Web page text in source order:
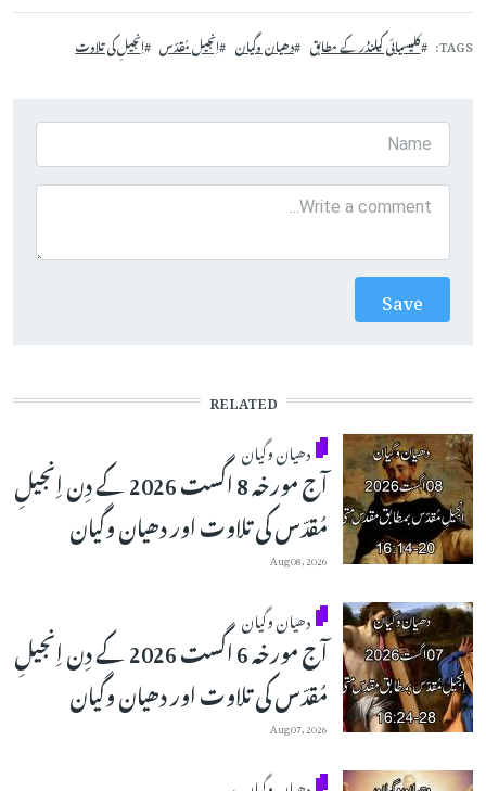
TAGS کلیسیائی کیلنڈر کے مطابق دھیان وگیان اِنجیل مُقدّس اِنجیلِ کی تلاوت
RELATED
دھیان وگیان
آج مورخہ 8 اگست 2026 کے دِن اِنجیلِ
مُقدّس کی تلاوت اور دھیان وگیان
Aug 08, 2026
دھیان وگیان
آج مورخہ 6 اگست 2026 کے دِن اِنجیلِ
مُقدّس کی تلاوت اور دھیان وگیان
Aug 07, 2026